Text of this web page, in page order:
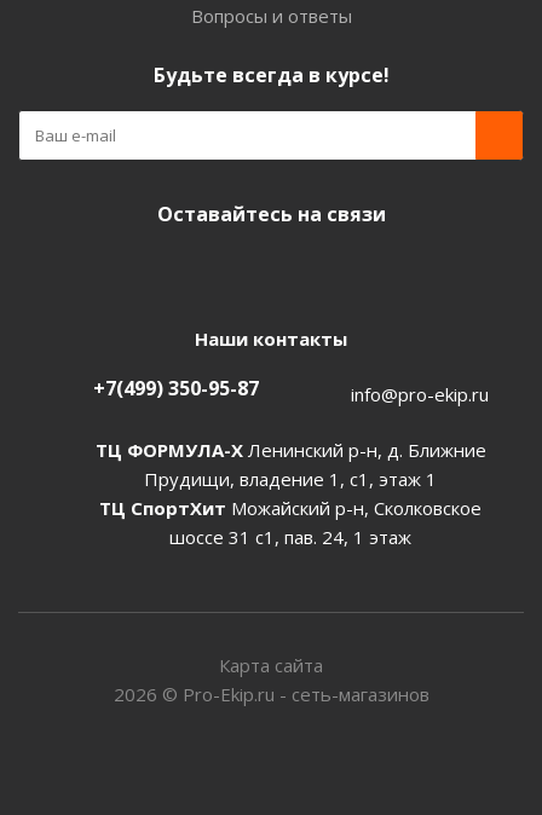
Вопросы и ответы
Будьте всегда в курсе!
Оставайтесь на связи
Наши контакты
+7(499) 350-95-87 info@pro-ekip.ru
ТЦ ФОРМУЛА-ХЛенинский р-н, д. Ближние
Прудищи, владение 1, с1, этаж 1
ТЦ СпортХит Можайский р-н, Сколковское
шоссе 31 с1, пав. 24, 1 этаж
Карта сайта
2026 © Pro-Ekip.ru - сеть-магазинов